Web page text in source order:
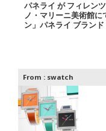
パネライ が フィレン
ノ・マリーニ美術館に
ン」パネライ ブラン
From : swatch